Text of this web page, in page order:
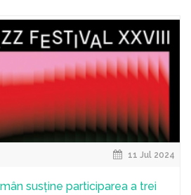
11 Jul 2024
susține participarea a trei